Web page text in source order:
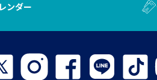
ンダー